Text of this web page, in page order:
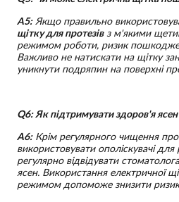
A5:Якщо правильно
щітку для протезівз м'якими
режимом роботи, ризик
Важливо не натискати на щітку
уникнути подряпин на поверхні
Q6: Як підтримувати здоров'я ясен
A6:Крім регулярного чищення
використовувати ополіскувачі
регулярно відвідувати
ясен. Використання електричної
режимом допоможе знизити ризик